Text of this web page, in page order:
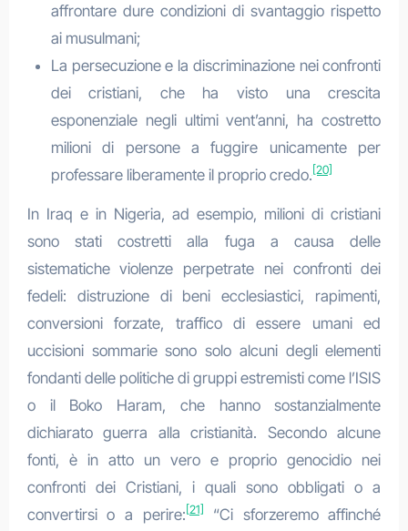
affrontare dure condizioni di svantaggio rispetto
ai musulmani;
La persecuzione e la discriminazione nei confronti
dei cristiani, che ha visto una crescita
esponenziale negli ultimi vent’anni, ha costretto
milioni di persone a fuggire unicamente per
professare liberamente il proprio credo.[20]
In Iraq e in Nigeria, ad esempio, milioni di cristiani
sono stati costretti alla fuga a causa delle
sistematiche violenze perpetrate nei confronti dei
fedeli: distruzione di beni ecclesiastici, rapimenti,
conversioni forzate, traffico di essere umani ed
uccisioni sommarie sono solo alcuni degli elementi
fondanti delle politiche di gruppi estremisti come l’ISIS
o il Boko Haram, che hanno sostanzialmente
dichiarato guerra alla cristianità. Secondo alcune
fonti, è in atto un vero e proprio genocidio nei
confronti dei Cristiani, i quali sono obbligati o a
convertirsi o a perire: [21]
“Ci sforzeremo affinché